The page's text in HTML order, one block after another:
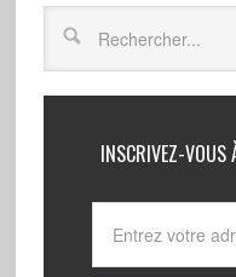
INSCRIVEZ-VOUS